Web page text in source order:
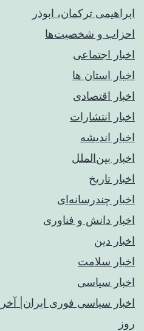
ابراهیمی ترکمان، ابوذر
احزاب و شخصیت‌ها
اخبار اجتماعی
اخبار استان ها
اخبار اقتصادی
اخبار انتشارات
اخبار اندیشه
اخبار بین‌الملل
اخبار تاریخ
اخبار چندرسانه‌ای
اخبار دانش و فناوری
اخبار دین
اخبار سلامت
اخبار سیاسی
اخبار سیاسی فوری ایران|
روز